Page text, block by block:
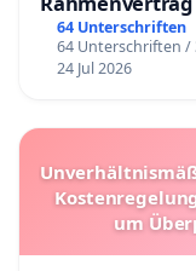
64 Unterschriften
64 Unterschriften /
24 Jul 2026
um